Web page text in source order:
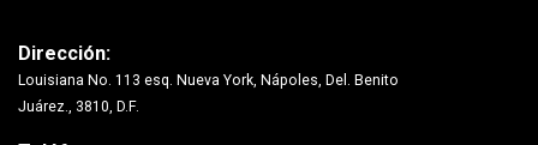
Dirección:
Louisiana No. 113 esq. Nueva York, Nápoles, Del. Benito
Juárez., 3810, D.F.